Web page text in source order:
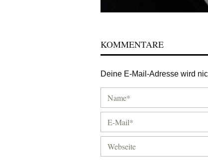
KOMMENTARE
Deine E-Mail-Adresse wird